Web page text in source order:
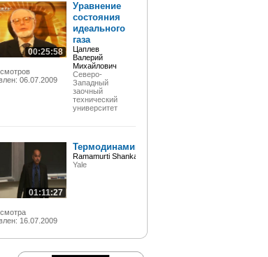
00:25:58
06.07.2009
Уравнение
состояния
идеального
газа
Цаплев
Валерий
Михайлович
Северо-
Западный
заочный
технический
университет
01:11:27
16.07.2009
Термодинамика
Ramamurti Shankar
Yale